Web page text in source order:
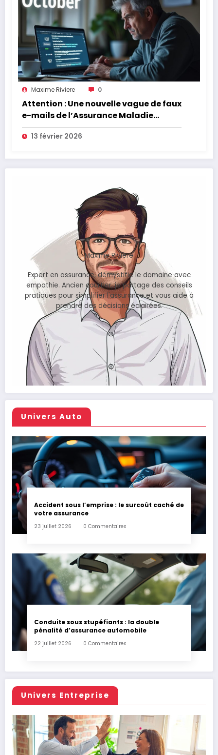
Maxime Riviere 0
Attention : Une nouvelle vague de faux
e-mails de l’Assurance Maladie
menace la couverture de vos frais de
santé
13 février 2026
Maxime Rivière
Expert en assurance, démystifie le domaine avec
empathie. Ancien courtier, je partage des conseils
pratiques pour simplifier l'assurance et vous aide à
prendre des décisions éclairées.
Univers Auto
Accident sous l’emprise : le surcoût caché de
votre assurance
23 juillet 2026 0 Commentaires
Conduite sous stupéfiants : la double
pénalité d’assurance automobile
22 juillet 2026 0 Commentaires
Univers Entreprise